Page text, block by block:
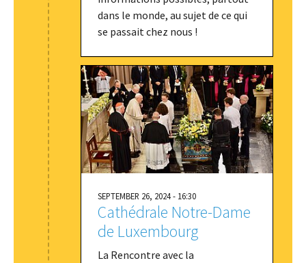
dans le monde, au sujet de ce qui
se passait chez nous !
SEPTEMBER 26, 2024 - 16:30
Cathédrale Notre-Dame
de Luxembourg
La Rencontre avec la